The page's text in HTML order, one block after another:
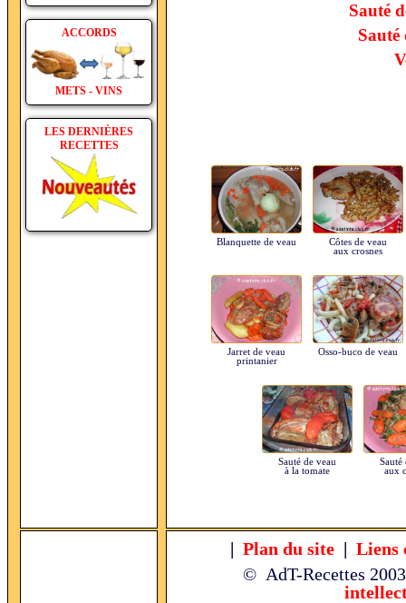
ACCORDS
METS - VINS
LES DERNIÈRES
RECETTES
Sauté
Blanquette de veau
Côtes de veau
aux crosnes
Jarret de veau
printanier
Osso-buco de veau
Sauté de veau
à la tomate
Sauté
aux
| Plan du site | Liens
© AdT-Recettes